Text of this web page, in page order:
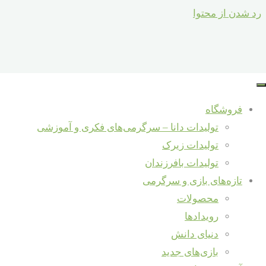
رد شدن از محتوا
فروشگاه
تولیدات دانا – سرگرمی‌های فکری و آموزشی
تولیدات زیرک
تولیدات بافرزندان
تازه‌های بازی و سرگرمی
محصولات
رویدادها
دنیای دانش
بازی‌های جدید